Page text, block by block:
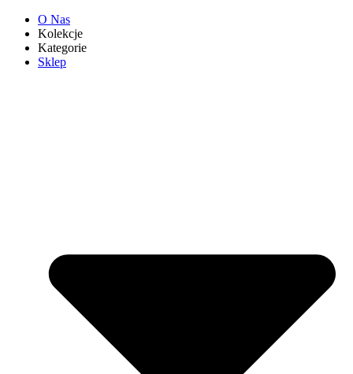
O Nas
Kolekcje
Kategorie
Sklep